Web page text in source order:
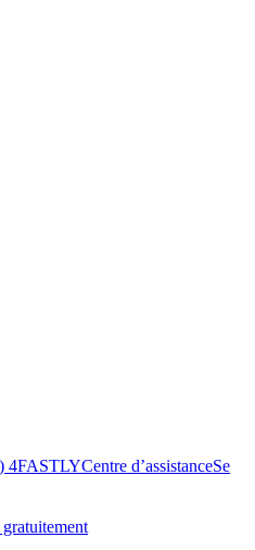
4FASTLYCentre d’assistanceSe